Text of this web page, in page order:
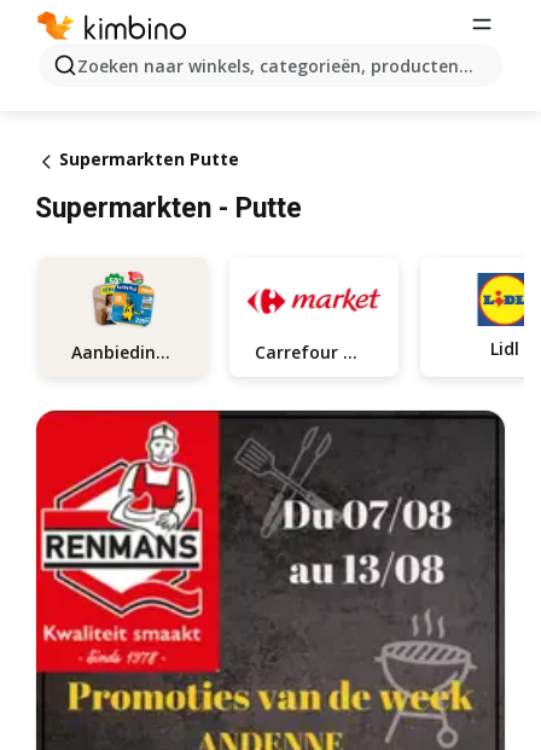
Zoeken naar winkels, categorieën, producten...
Supermarkten Putte
Supermarkten - Putte
Aanbiedingen Carrefour market Lidl